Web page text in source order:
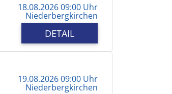
18.08.2026 09:00 Uhr
Niederbergkirchen
DETAIL
19.08.2026 09:00 Uhr
Niederbergkirchen